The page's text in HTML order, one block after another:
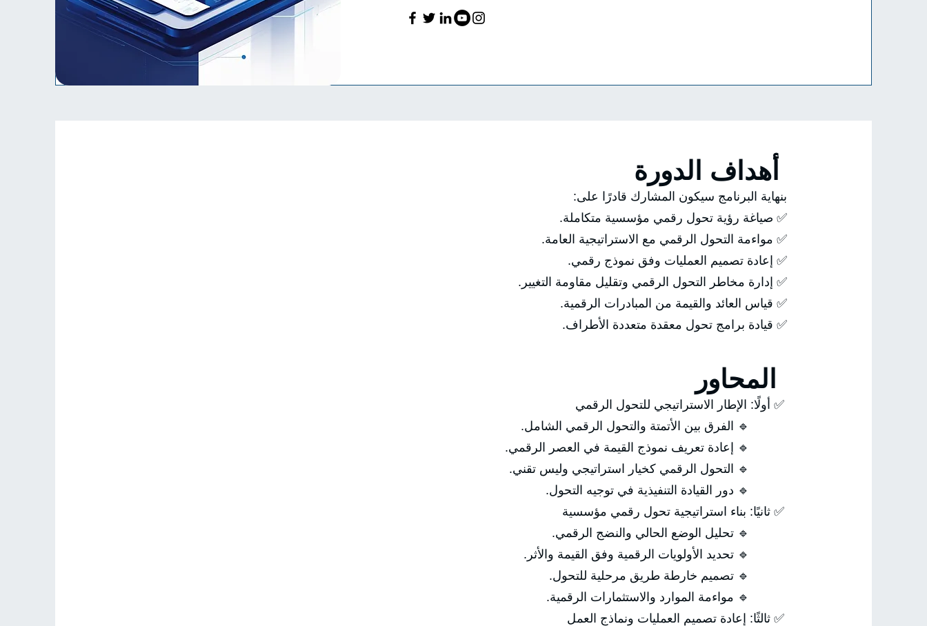
بنهاية البرنامج سيكون المشارك قادرًا على:
✅ صياغة رؤية تحول رقمي مؤسسية متكاملة.
✅ مواءمة التحول الرقمي مع الاستراتيجية العامة.
✅ إعادة تصميم العمليات وفق نموذج رقمي.
✅ إدارة مخاطر التحول الرقمي وتقليل مقاومة التغيير.
✅ قياس العائد والقيمة من المبادرات الرقمية.
✅ قيادة برامج تحول معقدة متعددة الأطراف.
✅ أولًا: الإطار الاستراتيجي للتحول الرقمي
🔹 الفرق بين الأتمتة والتحول الرقمي الشامل.
🔹 إعادة تعريف نموذج القيمة في العصر الرقمي.
🔹 التحول الرقمي كخيار استراتيجي وليس تقني.
🔹 دور القيادة التنفيذية في توجيه التحول.
✅ ثانيًا: بناء استراتيجية تحول رقمي مؤسسية
🔹 تحليل الوضع الحالي والنضج الرقمي.
🔹 تحديد الأولويات الرقمية وفق القيمة والأثر.
🔹 تصميم خارطة طريق مرحلية للتحول.
🔹 مواءمة الموارد والاستثمارات الرقمية.
✅ ثالثًا: إعادة تصميم العمليات ونماذج العمل